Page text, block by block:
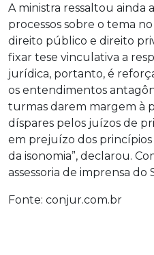
A ministra ressaltou ainda
processos sobre o tema
direito público e direito
fixar tese vinculativa a
jurídica, portanto, é
os entendimentos
turmas darem margem à
díspares pelos juízos de
em prejuízo dos
da isonomia”, declarou.
assessoria de imprensa do
Fonte: conjur.com.br